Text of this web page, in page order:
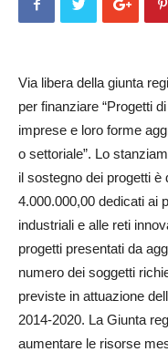
Via libera della giunta
per finanziare “Progetti
imprese e loro forme
o settoriale”. Lo
il sostegno dei progetti è
4.000.000,00 dedicati ai
industriali e alle reti
progetti presentati da
numero dei soggetti
previste in attuazione
2014-2020. La Giunta
aumentare le risorse